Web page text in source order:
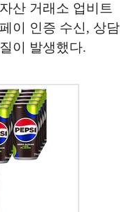
산 거래소 업비트
이 인증 수신, 상담
이 발생했다.